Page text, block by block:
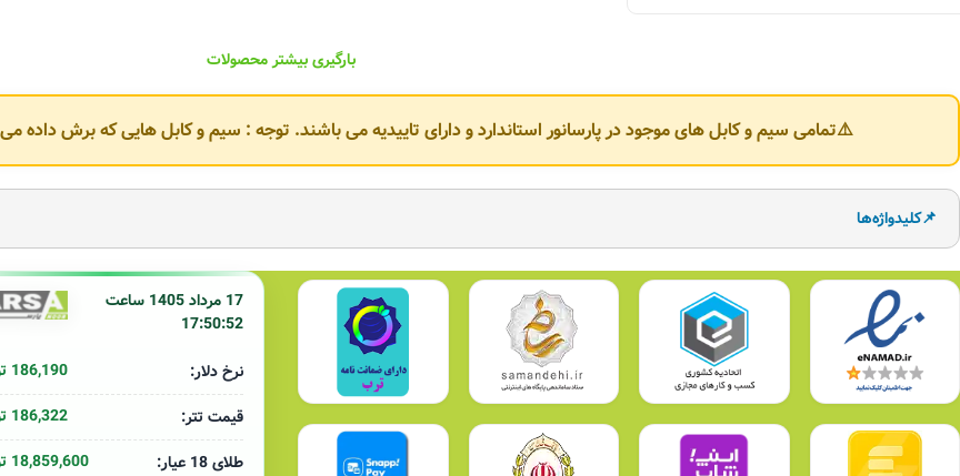
بارگیری بیشتر محصولات
⚠️تمامی سیم و کابل های موجود در پارسانور استاندارد و دارای تاییدیه می باشند. توجه : سیم و کابل هایی که برش
📌کلیدواژه‌ها
17 مرداد 1405 ساعت
17:50:52
نرخ دلار:
186,190 تومان
قیمت تتر:
186,322 تومان
طلای 18 عیار:
18,859,600 تومان